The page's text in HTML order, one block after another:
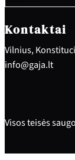
c
h
Kontaktai
Vilnius,
info@gaja.lt
Visos teisės